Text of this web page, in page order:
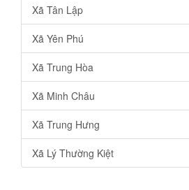
Xã Tân Lập
Xã Yên Phú
Xã Trung Hòa
Xã Minh Châu
Xã Trung Hưng
Xã Lý Thường Kiệt